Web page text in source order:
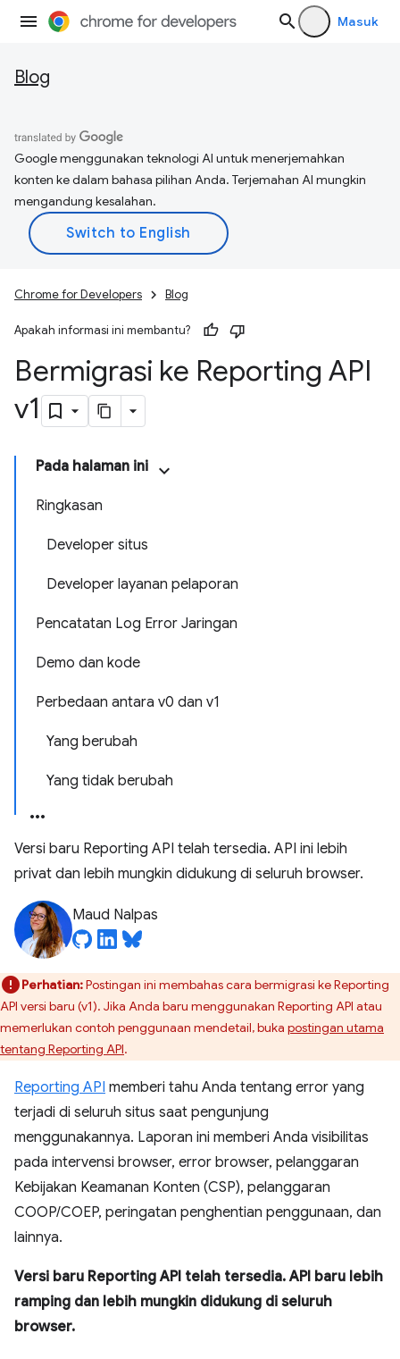
Masuk
Blog
Google menggunakan teknologi AI untuk menerjemahkan
konten ke dalam bahasa pilihan Anda. Terjemahan AI mungkin
mengandung kesalahan.
Chrome for Developers Blog
Apakah informasi ini membantu?
Bermigrasi ke Reporting API
v1
Pada halaman ini
Ringkasan
Developer situs
Developer layanan pelaporan
Pencatatan Log Error Jaringan
Demo dan kode
Perbedaan antara v0 dan v1
Yang berubah
Yang tidak berubah
Versi baru Reporting API telah tersedia. API ini lebih
privat dan lebih mungkin didukung di seluruh browser.
Maud Nalpas
Perhatian:Postingan ini membahas cara bermigrasi ke Reporting
API versi baru (v1). Jika Anda baru menggunakan Reporting API atau
memerlukan contoh penggunaan mendetail, buka postingan utama
tentang Reporting API.
Reporting API memberi tahu Anda tentang error yang
terjadi di seluruh situs saat pengunjung
menggunakannya. Laporan ini memberi Anda visibilitas
pada intervensi browser, error browser, pelanggaran
Kebijakan Keamanan Konten (CSP), pelanggaran
COOP/COEP, peringatan penghentian penggunaan, dan
lainnya.
Versi baru Reporting API telah tersedia. API baru lebih
ramping dan lebih mungkin didukung di seluruh
browser.